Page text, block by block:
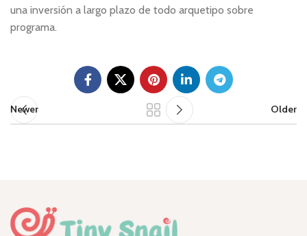
una inversión a largo plazo de todo arquetipo sobre
programa.
Newer Older